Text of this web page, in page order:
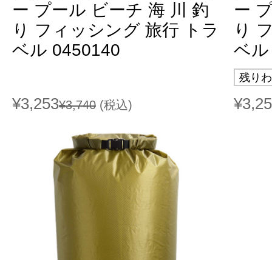
ー プール ビーチ 海 川 釣
り フィッシング 旅行 トラ
ベル 0450140
¥3,253¥3,740 (税込)
ー
り
ベ
残り